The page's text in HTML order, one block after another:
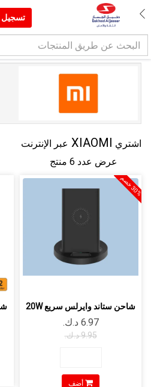
تسجيل
اشتري XIAOMI عبر الإنترنت
عرض عدد 6 منتج
شاحن ستاند وايرلس سريع 20W
‏6.97 د.ك.‏
‏9.95 د.ك.‏
3
0
%
خ
ص
م
أضف